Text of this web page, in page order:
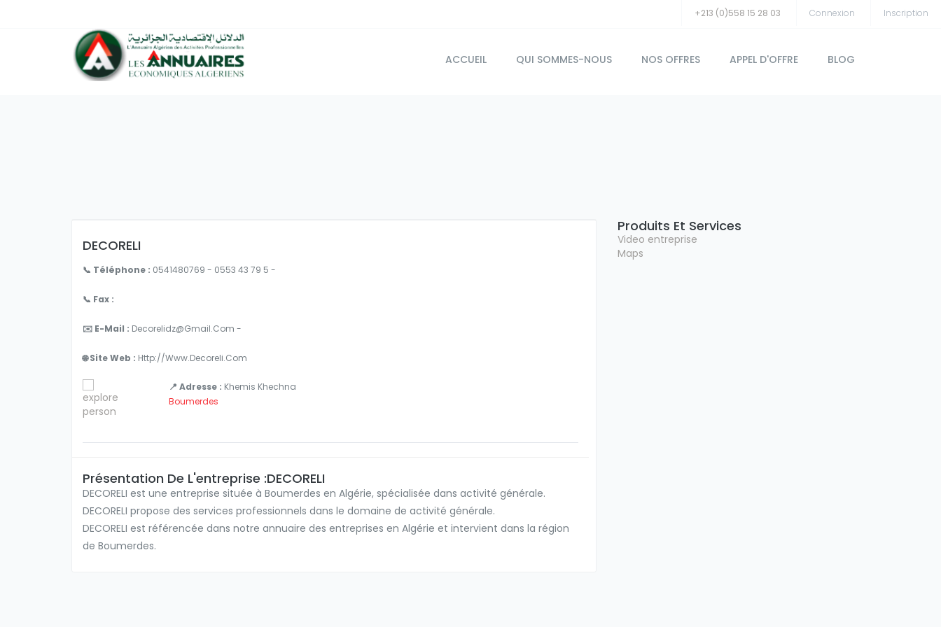
+213 (0)558 15 28 03 Connexion Inscription
ACCUEIL QUI SOMMES-NOUS NOS OFFRES APPEL D'OFFRE BLOG
DECORELI
📞 Téléphone : 0541480769 - 0553 43 79 5 -
📞 Fax :
✉️ E-Mail : Decorelidz@gmail.com -
🌐 Site Web : Http://www.decoreli.com
📍 Adresse : Khemis Khechna
Boumerdes
Présentation De L'entreprise :DECORELI
DECORELI est une entreprise située à Boumerdes en Algérie, spécialisée dans activité générale.
DECORELI propose des services professionnels dans le domaine de activité générale.
DECORELI est référencée dans notre annuaire des entreprises en Algérie et intervient dans la région
de Boumerdes.
Produits Et Services
Video entreprise
Maps